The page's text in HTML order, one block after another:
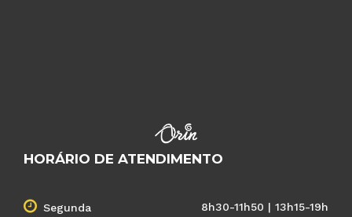
HORÁRIO DE ATENDIMENTO
Segunda 8h30-11h50 | 13h15-19h